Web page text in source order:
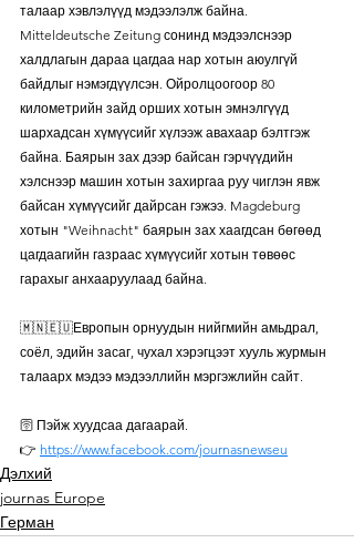
талаар хэвлэлүүд мэдээлэлж байна.
Mitteldeutsche Zeitung сонинд мэдээлснээр
халдлагын дараа цагдаа нар хотын аюулгүй
байдлыг нэмэгдүүлсэн. Ойролцоогоор 80
километрийн зайд орших хотын эмнэлгүүд
шархадсан хүмүүсийг хүлээж авахаар бэлтгэж
байна. Баярын зах дээр байсан гэрчүүдийн
хэлснээр машин хотын захиргаа руу чиглэн явж
байсан хүмүүсийг дайрсан гэжээ. Magdeburg
хотын "Weihnacht" баярын зах хаагдсан бөгөөд
цагдаагийн газраас хүмүүсийг хотын төвөөс
гарахыг анхааруулаад байна.
🇲🇳🇪🇺Европын орнуудын нийгмийн амьдрал,
соёл, эдийн засаг, чухал хэрэгцээт хууль журмын
талаарх мэдээ мэдээллийн мэргэжлийн сайт.
🛜 Пэйж хуудсаа дагаарай.
👉 https://www.facebook.com/journasnewseu
Дэлхий
journas Europe
Герман